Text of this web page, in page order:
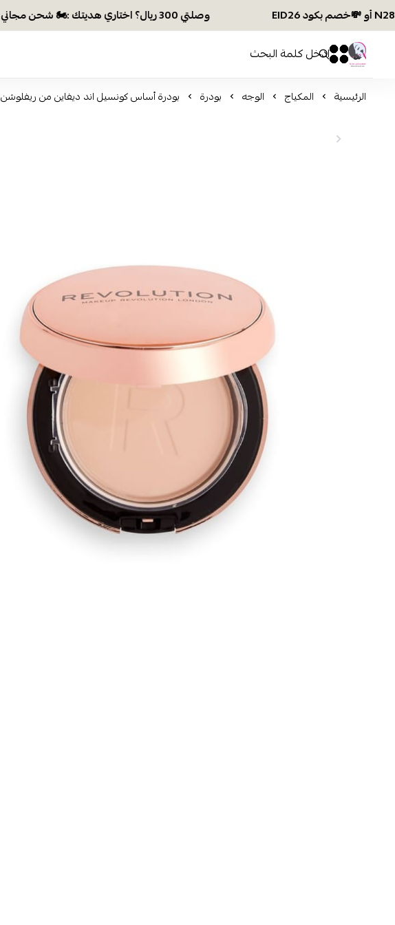
وصلتي 300 ريال؟ اختاري هديتك :🏍 شحن مجاني بكود N28 أو 💸خصم بكود EID26
افكار ومخازن العناية
0 0
الرئيسية المكياج الوجه بودرة بودرة أساس كونسيل اند ديفاين من ريفلوشن P8